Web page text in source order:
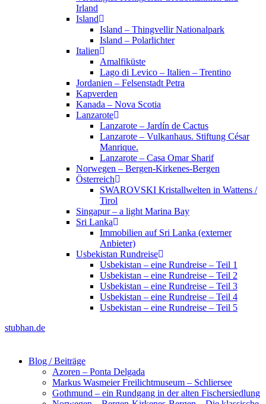
Irland
Island
Island – Thingvellir Nationalpark
Island – Polarlichter
Italien
Amalfiküste
Lago di Levico – Italien – Trentino
Jordanien – Felsenstadt Petra
Kapverden
Kanada – Nova Scotia
Lanzarote
Lanzarote – Jardín de Cactus
Lanzarote – Vulkanhaus. Stiftung César
Manrique.
Lanzarote – Casa Omar Sharif
Norwegen – Bergen-Kirkenes-Bergen
Österreich
SWAROVSKI Kristallwelten in Wattens /
Tirol
Singapur – a light Marina Bay
Sri Lanka
Immobilien auf Sri Lanka (externer
Anbieter)
Usbekistan Rundreise
Usbekistan – eine Rundreise – Teil 1
Usbekistan – eine Rundreise – Teil 2
Usbekistan – eine Rundreise – Teil 3
Usbekistan – eine Rundreise – Teil 4
Usbekistan – eine Rundreise – Teil 5
stubhan.de
Blog / Beiträge
Azoren – Ponta Delgada
Markus Wasmeier Freilichtmuseum – Schliersee
Gothmund – ein Rundgang in der alten Fischersiedlung